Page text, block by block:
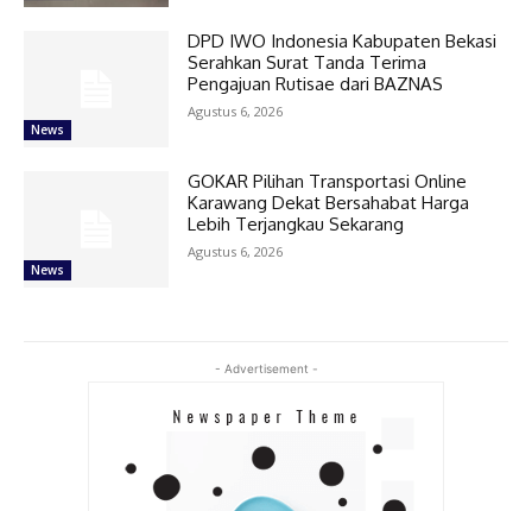
News
DPD IWO Indonesia Kabupaten Bekasi
Serahkan Surat Tanda Terima
Pengajuan Rutisae dari BAZNAS
Agustus 6, 2026
News
GOKAR Pilihan Transportasi Online
Karawang Dekat Bersahabat Harga
Lebih Terjangkau Sekarang
Agustus 6, 2026
- Advertisement -